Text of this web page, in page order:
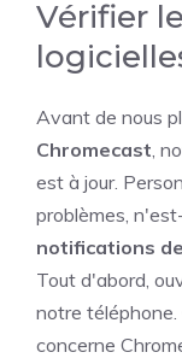
Vérifier
Avant de nous
Chromecast,
est à jour.
problèmes,
notifications
Tout d'abord,
notre
concerne